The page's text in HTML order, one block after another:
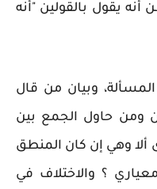
أنه يقول بالقولين "أنه
وبيان من قال
ومن حاول الجمع بين
ألا وهي إن كان المنطق
؟ والاختلاف في